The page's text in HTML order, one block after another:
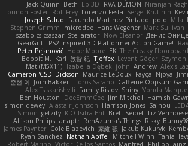
Jack Quinn Beth Ebi3D RVA DEMON Niranjan
Lonnon Foster Rolf Frey Lorenzo Festa Sergei Krutihin
Joseph Salud
Facundo Martinez Pintado polo Mila
Stephen Grimm
microdee Hans Wegener Mark Sullivan
szabolcs csaszar Stellarator Now Eleanor Денис
GearGrit - PS2 inspired 3D Platformer Action Game!
Peter Pejanović Hope Moore EK The Creaky Floorboard
Bobbit M. Karl 敦智 紀 Tjoffex Levent Göçer Szymon
Mat (M5X11) Izabella Dębek john Andrew Alexis
Cameron 'CSD' Dickson Maurice LeDoux Fayçal Njoya
준현 이 Jorn Bakker Lloros Sarano Caffeine Oppsum
Alex Tsiskarishvili Family Rislov Shiny Vonda
Ben Houston
DeeEmmCee Jim Mitchell Hamish
simon dewey Alastair Johnson Harrison Jones Saihou
Simon getzity K.O Tsitra Eht Brett Seipel Liz
Allison Philips anaptr RenAzuma's Things
James Paynter Cole Blazevich 家維 張 Jakub Kukuryk
Ryan Sanchez Nathan Apffel Mitchell Winn Tania
Robert Marino Victor De los Santos Manfred Philipp Jainz